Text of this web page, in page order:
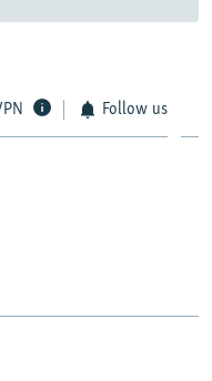
Follow us